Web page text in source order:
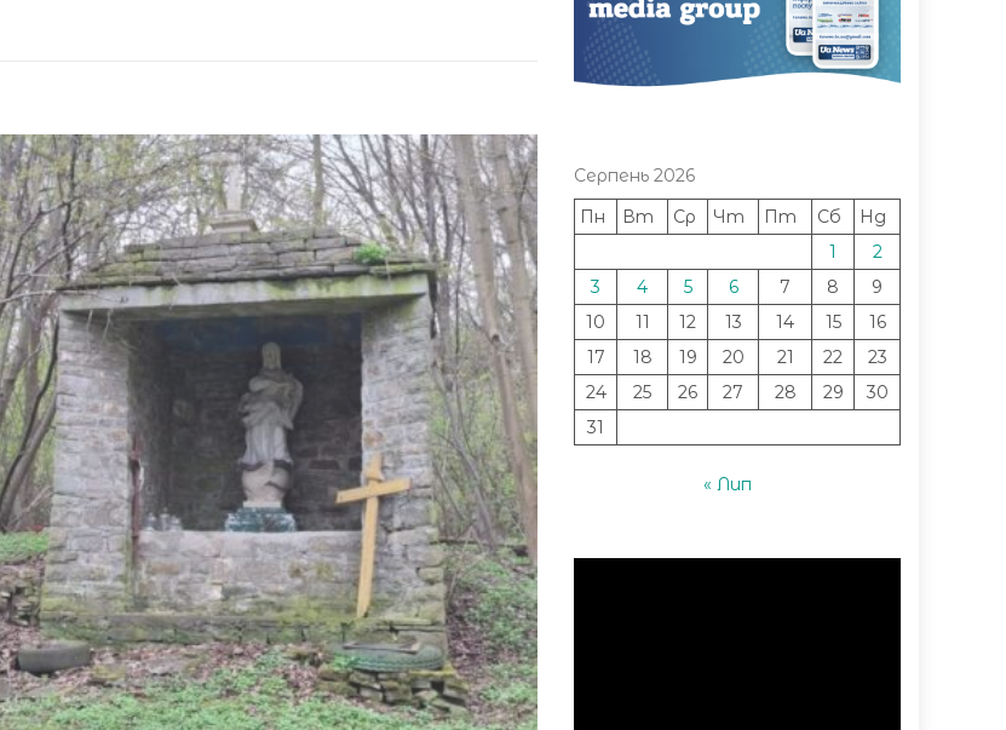
Серпень 2026
Пн
Вт Ср Чт Пт Сб
Нд
1
2
3
4 5 6 7 8
9
10
11 12 13 14 15
16
17
18 19 20 21 22
23
24
25 26 27 28 29
30
31
« Лип